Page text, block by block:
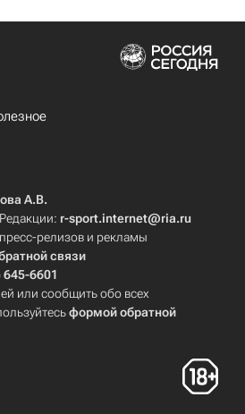
А.В.
r-sport.internet@ria.ru
релизов и рекламы
связи
645-6601
или сообщить обо всех
формой обратной